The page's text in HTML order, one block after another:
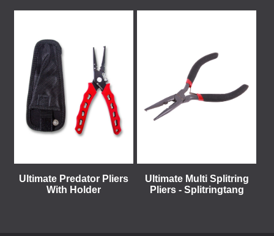
Ultimate Predator Pliers
With Holder
Ultimate Multi Splitring
Pliers - Splitringtang